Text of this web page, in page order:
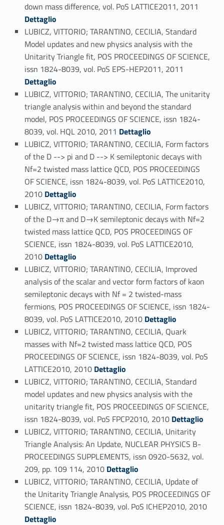
down mass difference, vol. PoS LATTICE2011, 2011
Dettaglio
LUBICZ, VITTORIO; TARANTINO, CECILIA, Standard
Model updates and new physics analysis with the
Unitarity Triangle fit, POS PROCEEDINGS OF SCIENCE,
issn 1824-8039, vol. PoS EPS-HEP2011, 2011
Dettaglio
LUBICZ, VITTORIO; TARANTINO, CECILIA, The unitarity
triangle analysis within and beyond the standard
model, POS PROCEEDINGS OF SCIENCE, issn 1824-
8039, vol. HQL 2010, 2011 Link identifier #identifier_person_11473-88
Dettaglio
LUBICZ, VITTORIO; TARANTINO, CECILIA, Form factors
of the D --> pi and D --> K semileptonic decays with
Nf=2 twisted mass lattice QCD, POS PROCEEDINGS
OF SCIENCE, issn 1824-8039, vol. PoS LATTICE2010,
2010 Link identifier #identifier_person_132037-89
Dettaglio
LUBICZ, VITTORIO; TARANTINO, CECILIA, Form factors
of the D→π and D→K semileptonic decays with Nf=2
twisted mass lattice QCD, POS PROCEEDINGS OF
SCIENCE, issn 1824-8039, vol. PoS LATTICE2010,
2010 Link identifier #identifier_person_191236-90
Dettaglio
LUBICZ, VITTORIO; TARANTINO, CECILIA, Improved
analysis of the scalar and vector form factors of kaon
semileptonic decays with Nf = 2 twisted-mass
fermions, POS PROCEEDINGS OF SCIENCE, issn 1824-
8039, vol. PoS LATTICE2010, 2010 Link identifier #identifier_person_99310-91
Dettaglio
LUBICZ, VITTORIO; TARANTINO, CECILIA, Quark
masses with Nf=2 twisted mass lattice QCD, POS
PROCEEDINGS OF SCIENCE, issn 1824-8039, vol. PoS
LATTICE2010, 2010 Link identifier #identifier_person_82159-92
Dettaglio
LUBICZ, VITTORIO; TARANTINO, CECILIA, Standard
model updates and new physics analysis with the
unitarity triangle fit, POS PROCEEDINGS OF SCIENCE,
issn 1824-8039, vol. PoS FPCP2010, 2010 Link identifier #identifier_person_109817-93
Dettaglio
LUBICZ, VITTORIO; TARANTINO, CECILIA, Unitarity
Triangle Analysis: An Update, NUCLEAR PHYSICS B-
PROCEEDINGS SUPPLEMENTS, issn 0920-5632, vol.
209, pp. 109 114, 2010 Link identifier #identifier_person_118444-94
Dettaglio
LUBICZ, VITTORIO; TARANTINO, CECILIA, Update of
the Unitarity Triangle Analysis, POS PROCEEDINGS OF
SCIENCE, issn 1824-8039, vol. PoS ICHEP2010, 2010
Dettaglio